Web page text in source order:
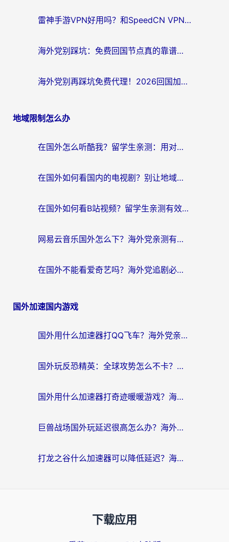
雷神手游VPN好用吗？和SpeedCN VPN对比哪个回国效果更好？海外党亲测3款加速器+避坑指南
海外党别踩坑：免费回国节点真的靠谱吗？教你选对加速器无缝访问国内资源
海外党别再踩坑免费代理！2026回国加速器全攻略：从选线到避坑，无缝访问国内资源
地域限制怎么办
在国外怎么听酷我？留学生亲测：用对加速器就能畅听国内音乐听书
在国外如何看国内的电视剧？别让地域限制成为追剧路上的绊脚石
在国外如何看B站视频？留学生亲测有效的回国加速器选择指南
网易云音乐国外怎么下？海外党亲测有效的回国加速器指南
在国外不能看爱奇艺吗？海外党追剧必看的回国加速器选择指南
国外加速国内游戏
国外用什么加速器打QQ飞车？海外党亲测有效的国服游戏加速指南
国外玩反恐精英：全球攻势怎么不卡？老玩家亲测的加速器选择指南
国外用什么加速器打奇迹暖暖游戏？海外党国服手游畅玩全攻略（附3款热门游戏实测）
巨兽战场国外玩延迟很高怎么办？海外党亲测的国服游戏加速解决方案
打龙之谷什么加速器可以降低延迟？海外玩家亲测有效的国服加速指南
下载应用